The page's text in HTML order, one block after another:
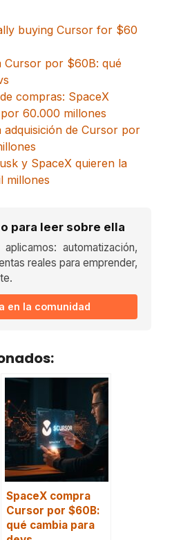
buying Cursor for $60
Cursor por $60B: qué
compras: SpaceX
60.000 millones
adquisición de Cursor por
y SpaceX quieren la
millones
para leer sobre ella
automatización,
reales para emprender,
en la comunidad
SpaceX compra
Cursor por $60B:
qué cambia para